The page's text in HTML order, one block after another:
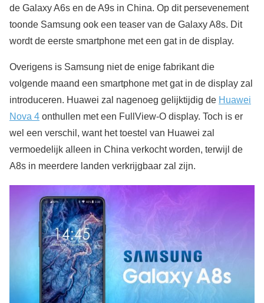
de Galaxy A6s en de A9s in China. Op dit persevenement
toonde Samsung ook een teaser van de Galaxy A8s. Dit
wordt de eerste smartphone met een gat in de display.
Overigens is Samsung niet de enige fabrikant die
volgende maand een smartphone met gat in de display zal
introduceren. Huawei zal nagenoeg gelijktijdig de Huawei
Nova 4 onthullen met een FullView-O display. Toch is er
wel een verschil, want het toestel van Huawei zal
vermoedelijk alleen in China verkocht worden, terwijl de
A8s in meerdere landen verkrijgbaar zal zijn.